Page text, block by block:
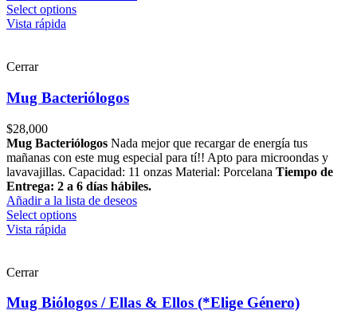
Select options
Vista rápida
Cerrar
Mug Bacteriólogos
$28,000
Mug Bacteriólogos Nada mejor que recargar de energía tus
mañanas con este mug especial para tí!! Apto para microondas y
lavavajillas. Capacidad: 11 onzas Material: Porcelana Tiempo de
Entrega: 2 a 6 días hábiles.
Añadir a la lista de deseos
Select options
Vista rápida
Cerrar
Mug Biólogos / Ellas & Ellos (*Elige Género)